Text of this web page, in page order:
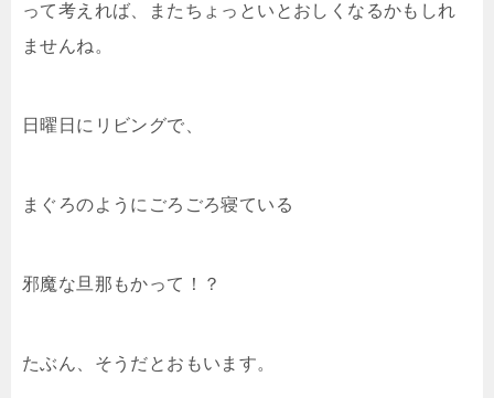
って考えれば、またちょっといとおしくなるかもしれ
ませんね。
日曜日にリビングで、
まぐろのようにごろごろ寝ている
邪魔な旦那もかって！？
たぶん、そうだとおもいます。